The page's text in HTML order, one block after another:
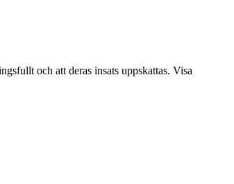
och att deras insats uppskattas. Visa